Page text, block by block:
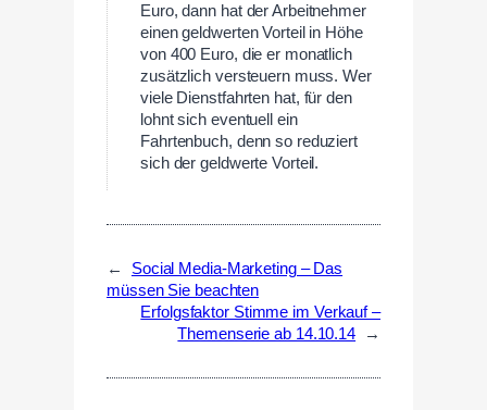
Euro, dann hat der Arbeitnehmer
einen geldwerten Vorteil in Höhe
von 400 Euro, die er monatlich
zusätzlich versteuern muss. Wer
viele Dienstfahrten hat, für den
lohnt sich eventuell ein
Fahrtenbuch, denn so reduziert
sich der geldwerte Vorteil.
←
Social Media-Marketing – Das
müssen Sie beachten
Erfolgsfaktor Stimme im Verkauf –
Themenserie ab 14.10.14
→